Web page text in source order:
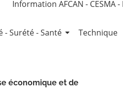
Information AFCAN - CESMA -
- Surété - Santé Technique
économique et de